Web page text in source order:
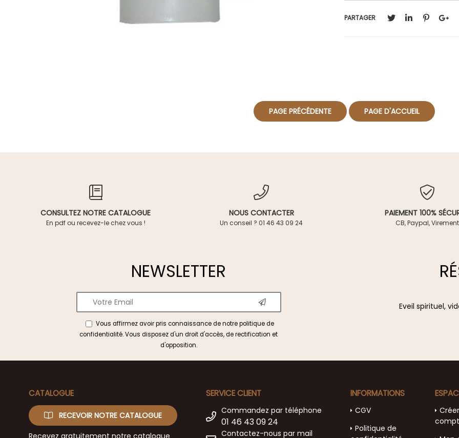
PARTAGER
CONSULTEZ NOTRE CATALOGUE
En pdf ou recevez-le chez vous !
NOUS CONTACTER
Un conseil ? 01 46 43 09 24
PAIEMENT 100%
CB, Paypal, Virement
NEWSLETTER
Vous affirmez avoir pris connaissance de notrepolitique de
confidentialité. Vous disposez d'un droit d'accès, de rectification et
d'opposition.
Eveil spirituel,
CATALOGUE
RECEVOIR NOTRE CATALOGUE
SERVICE CLIENT
Commandez par téléphone
01 46 43 09 24
Contactez-nous par mail
INFORMATIONS
CGV
Politique de